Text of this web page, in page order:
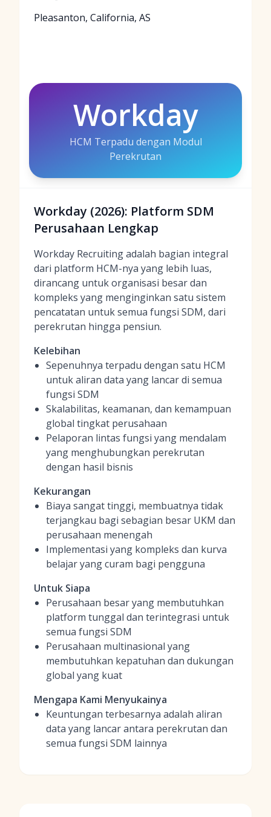
Pleasanton, California, AS
Workday
HCM Terpadu dengan Modul
Perekrutan
Workday (2026): Platform SDM
Perusahaan Lengkap
Workday Recruiting adalah bagian integral
dari platform HCM-nya yang lebih luas,
dirancang untuk organisasi besar dan
kompleks yang menginginkan satu sistem
pencatatan untuk semua fungsi SDM, dari
perekrutan hingga pensiun.
Kelebihan
Sepenuhnya terpadu dengan satu HCM
untuk aliran data yang lancar di semua
fungsi SDM
Skalabilitas, keamanan, dan kemampuan
global tingkat perusahaan
Pelaporan lintas fungsi yang mendalam
yang menghubungkan perekrutan
dengan hasil bisnis
Kekurangan
Biaya sangat tinggi, membuatnya tidak
terjangkau bagi sebagian besar UKM dan
perusahaan menengah
Implementasi yang kompleks dan kurva
belajar yang curam bagi pengguna
Untuk Siapa
Perusahaan besar yang membutuhkan
platform tunggal dan terintegrasi untuk
semua fungsi SDM
Perusahaan multinasional yang
membutuhkan kepatuhan dan dukungan
global yang kuat
Mengapa Kami Menyukainya
Keuntungan terbesarnya adalah aliran
data yang lancar antara perekrutan dan
semua fungsi SDM lainnya